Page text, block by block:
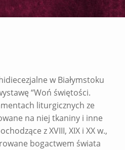
w Białymstoku
“Woń świętości.
liturgicznych ze
na niej tkaniny i inne
z XVIII, XIX i XX w.,
bogactwem świata